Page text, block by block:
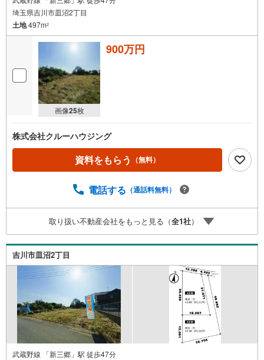
埼玉県吉川市皿沼2丁目
土地497m2
画像25枚
900万円
株式会社クルーハウジング
資料をもらう （無料）
電話する （通話料無料）
取り扱い不動産会社をもっと見る（全1社）
吉川市皿沼2丁目
武蔵野線 「新三郷」駅 徒歩47分